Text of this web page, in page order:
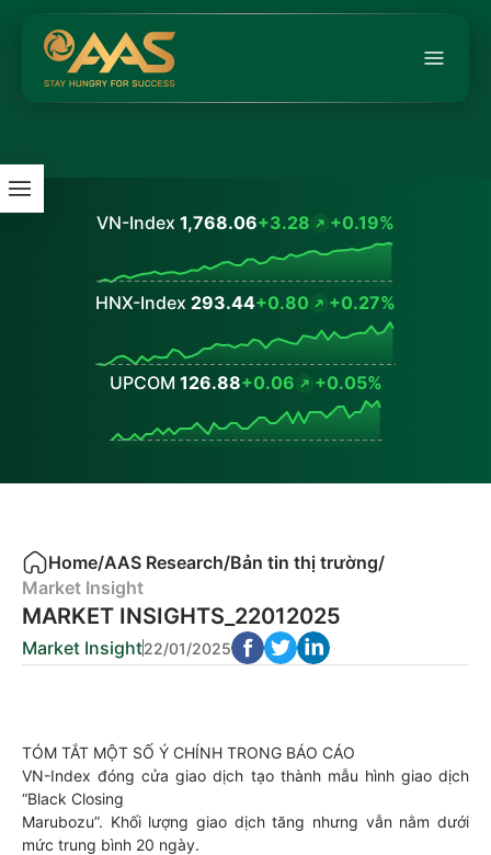
VN-Index 1,768.06+3.28 +0.19%
HNX-Index 293.44+0.80 +0.27%
UPCOM 126.88+0.06 +0.05%
Home/AAS Research/Bản tin thị trường/
Market Insight
MARKET INSIGHTS_22012025
Market Insight22/01/2025
TÓM TẮT MỘT SỐ Ý CHÍNH TRONG BÁO CÁO
VN-Index đóng cửa giao dịch tạo thành mẫu hình giao dịch
“Black Closing
Marubozu”. Khối lượng giao dịch tăng nhưng vẫn nằm dưới
mức trung bình 20 ngày.